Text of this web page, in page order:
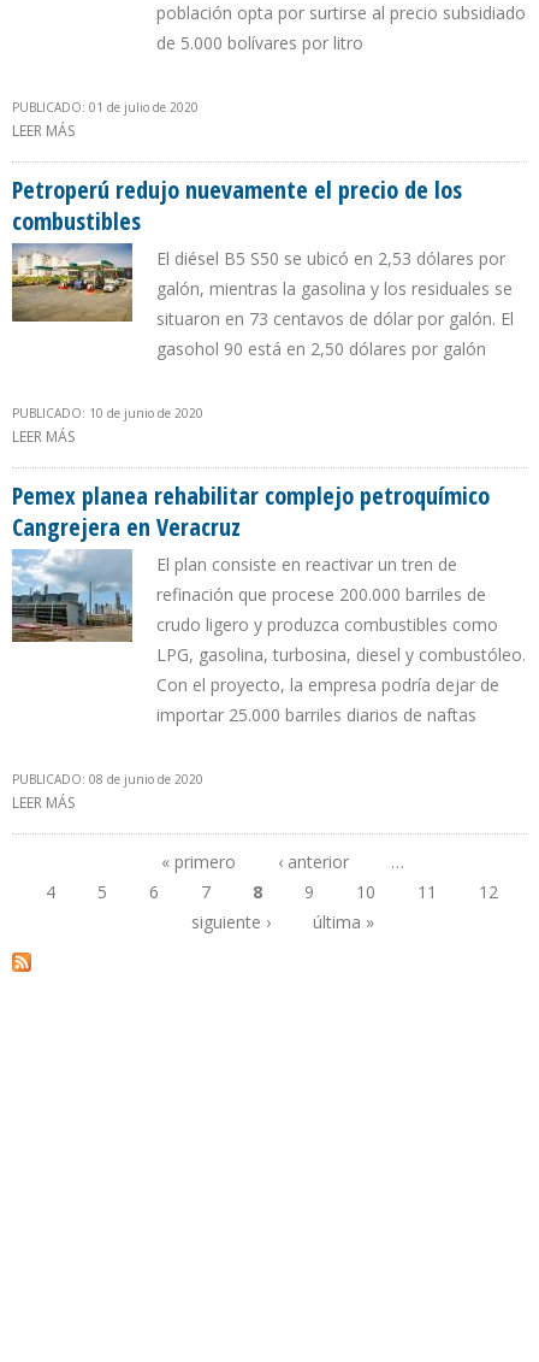
población opta por surtirse al precio subsidiado
de 5.000 bolívares por litro
PUBLICADO: 01 de julio de 2020
LEER MÁS
Petroperú redujo nuevamente el precio de los
combustibles
El diésel B5 S50 se ubicó en 2,53 dólares por
galón, mientras la gasolina y los residuales se
situaron en 73 centavos de dólar por galón. El
gasohol 90 está en 2,50 dólares por galón
PUBLICADO: 10 de junio de 2020
LEER MÁS
Pemex planea rehabilitar complejo petroquímico
Cangrejera en Veracruz
El plan consiste en reactivar un tren de
refinación que procese 200.000 barriles de
crudo ligero y produzca combustibles como
LPG, gasolina, turbosina, diesel y combustóleo.
Con el proyecto, la empresa podría dejar de
importar 25.000 barriles diarios de naftas
PUBLICADO: 08 de junio de 2020
LEER MÁS
Páginas
« primero ‹ anterior
…
4
5 6 7 8 9 10 11
12
siguiente ›
última »